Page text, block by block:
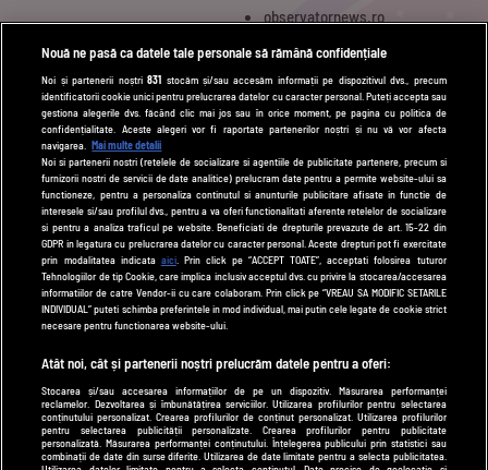
observatornews.ro
spynews.ro
tvhappy.ro
useit.ro
zutv.ro
Trends AntenaPLAY
AntenaPLAY
UTILE
Cod deontologic
Termeni și condiții
Politica de cookies
Politică de confidențialitate
Contact
Nouă ne pasă ca datele tale personale să rămână confidențiale
Noi și partenerii noștri831 stocăm și/sau accesăm informații pe dispozitivul dvs., precum
identificatorii cookie unici pentru prelucrarea datelor cu caracter personal. Puteți accepta sau
gestiona alegerile dvs. făcând clic mai jos sau în orice moment, pe pagina cu politica de
confidențialitate. Aceste alegeri vor fi raportate partenerilor noștri și nu vă vor afecta
navigarea.
Mai multe detalii
Noi si partenerii nostri (retelele de socializare si agentiile de publicitate partenere, precum si
furnizorii nostri de servicii de date analitice) prelucram date pentru a permite website-ului sa
functioneze, pentru a personaliza continutul si anunturile publicitare afisate in functie de
interesele si/sau profilul dvs., pentru a va oferi functionalitati aferente retelelor de socializare
si pentru a analiza traficul pe website. Beneficiati de drepturile prevazute de art. 15-22 din
GDPR in legatura cu prelucrarea datelor cu caracter personal. Aceste drepturi pot fi exercitate
prin modalitatea indicata aici. Prin click pe “ACCEPT TOATE”, acceptati folosirea tuturor
Tehnologiilor de tip Cookie, care implica inclusiv acceptul dvs. cu privire la stocarea/accesarea
informatiilor de catre Vendor-ii cu care colaboram. Prin click pe “VREAU SA MODIFIC SETARILE
INDIVIDUAL” puteti schimba preferintele in mod individual, mai putin cele legate de cookie strict
necesare pentru functionarea website-ului.
Atât noi, cât și partenerii noștri prelucrăm datele pentru a oferi:
Stocarea și/sau accesarea informațiilor de pe un dispozitiv. Măsurarea performanței
reclamelor. Dezvoltarea și îmbunătățirea serviciilor. Utilizarea profilurilor pentru selectarea
conținutului personalizat. Crearea profilurilor de conținut personalizat. Utilizarea profilurilor
pentru selectarea publicității personalizate. Crearea profilurilor pentru publicitate
personalizată. Măsurarea performanței conținutului. Înțelegerea publicului prin statistici sau
combinații de date din surse diferite. Utilizarea de date limitate pentru a selecta publicitatea.